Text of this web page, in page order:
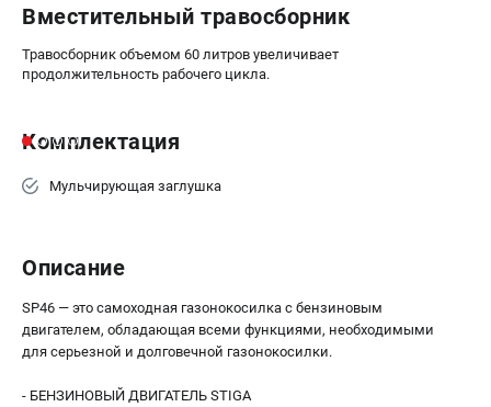
Вместительный травосборник
Травосборник объемом 60 литров увеличивает
продолжительность рабочего цикла.
Комплектация
Мульчирующая заглушка
Описание
SP46 — это самоходная газонокосилка с бензиновым
двигателем, обладающая всеми функциями, необходимыми
для серьезной и долговечной газонокосилки.
- БЕНЗИНОВЫЙ ДВИГАТЕЛЬ STIGA